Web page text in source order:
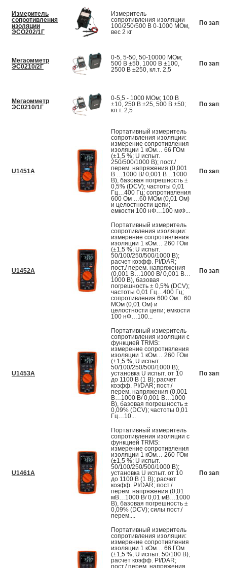
Измеритель
сопротивления
изоляции
ЭСО202/1Г
Измеритель
сопротивления изоляции
100/250/500 В 0-1000 МОм,
вес 2 кг
По
Мегаомметр
ЭС0210/2Г
0-5, 5-50, 50-10000 МОм;
500 В ±50, 1000 В ±100,
2500 В ±250, кл.т. 2,5
По
Мегаомметр
ЭС0210/1Г
0-5,5 - 1000 МОм; 100 В
±10, 250 В ±25, 500 В ±50;
кл.т. 2,5
По
U1451A
Портативный измеритель
сопротивления изоляции:
измерение сопротивления
изоляции 1 кОм… 66 ГОм
(±1,5 %; U испыт.
250/500/1000 В); пост./
перем. напряжения (0,001
В …1000 В/ 0,001 В…1000
В), базовая погрешность ±
0,5% (DCV); частоты 0,01
Гц…400 Гц; сопротивления
600 Ом …60 МОм (0,01 Ом)
и целостности цепи;
емкости 100 нФ…100 мкФ...
По
U1452A
Портативный измеритель
сопротивления изоляции:
измерение сопротивления
изоляции 1 кОм… 260 ГОм
(±1,5 %; U испыт.
50/100/250/500/1000 В);
расчет коэфф. PI/DAR;
пост./ перем. напряжения
(0,001 В…1000 В/ 0,001 В…
1000 В), базовая
погрешность ± 0,5% (DCV);
частоты 0,01 Гц…400 Гц;
сопротивления 600 Ом…60
МОм (0,01 Ом) и
целостности цепи; емкости
100 нФ…100...
По
U1453A
Портативный измеритель
сопротивления изоляции с
функцией TRMS:
измерение сопротивления
изоляции 1 кОм… 260 ГОм
(±1,5 %; U испыт.
50/100/250/500/1000 В);
установка U испыт. от 10
до 1100 В (1 В); расчет
коэфф. PI/DAR; пост./
перем. напряжения (0,001
В…1000 В/ 0,001 В…1000
В), базовая погрешность ±
0,09% (DCV); частоты 0,01
Гц…10...
По
U1461A
Портативный измеритель
сопротивления изоляции с
функцией TRMS:
измерение сопротивления
изоляции 1 кОм… 260 ГОм
(±1,5 %; U испыт.
50/100/250/500/1000 В);
установка U испыт. от 10
до 1100 В (1 В); расчет
коэфф. PI/DAR; пост./
перем. напряжения (0,01
мВ…1000 В/ 0,01 мВ…1000
В), базовая погрешность ±
0,09% (DCV); силы пост./
перем....
По
Портативный измеритель
сопротивления изоляции:
измерение сопротивления
изоляции 1 кОм… 66 ГОм
(±1,5 %; U испыт. 50/100 В);
расчет коэфф. PI/DAR;